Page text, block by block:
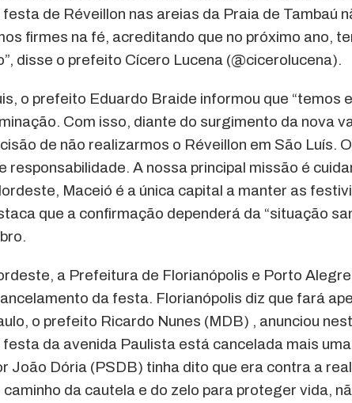
de Réveillon nas areias da Praia de Tambaú
firmes na fé, acreditando que no próximo ano,
disse o prefeito Cícero Lucena (@cicerolucena).
o prefeito Eduardo Braide informou que “temos
Com isso, diante do surgimento da nova
de não realizarmos o Réveillon em São Luís.
responsabilidade. A nossa principal missão é
Maceió é a única capital a manter as
que a confirmação dependerá da “situação
a Prefeitura de Florianópolis e Porto
da festa. Florianópolis diz que fará
o prefeito Ricardo Nunes (MDB) , anunciou
da avenida Paulista está cancelada mais
João Dória (PSDB) tinha dito que era contra a
caminho da cautela e do zelo para proteger vida,